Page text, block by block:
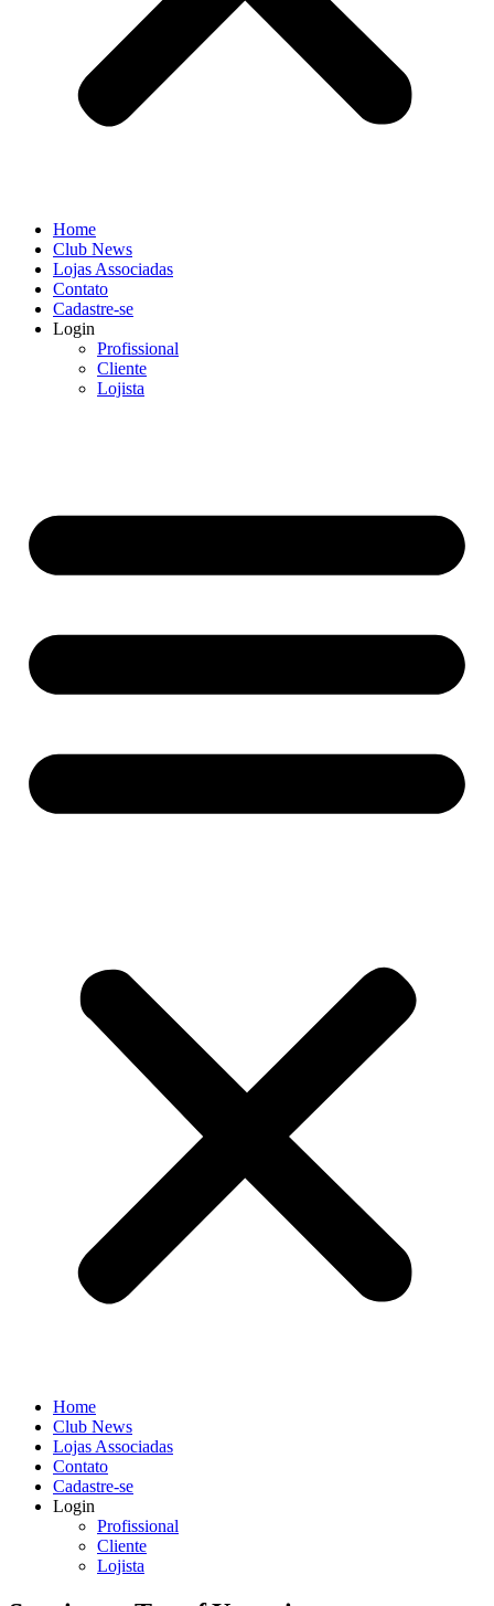
Home
Club News
Lojas Associadas
Contato
Cadastre-se
Login
Profissional
Cliente
Lojista
Home
Club News
Lojas Associadas
Contato
Cadastre-se
Login
Profissional
Cliente
Lojista